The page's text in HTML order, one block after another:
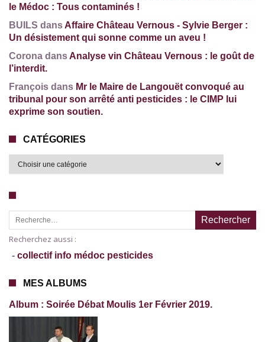
le Médoc : Tous contaminés !
BUILS dans Affaire Château Vernous - Sylvie Berger :
Un désistement qui sonne comme un aveu !
Corona dans Analyse vin Château Vernous : le goût de
l’interdit.
François dans Mr le Maire de Langouët convoqué au
tribunal pour son arrêté anti pesticides : le CIMP lui
exprime son soutien.
CATÉGORIES
Recherche pour :
Recherchez aussi :
- collectif info médoc pesticides
MES ALBUMS
Album : Soirée Débat Moulis 1er Février 2019.